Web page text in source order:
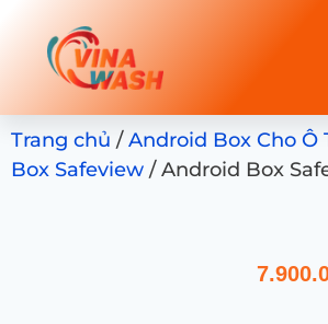
Trang chủ /Android Box Cho Ô
Box Safeview / Android Box